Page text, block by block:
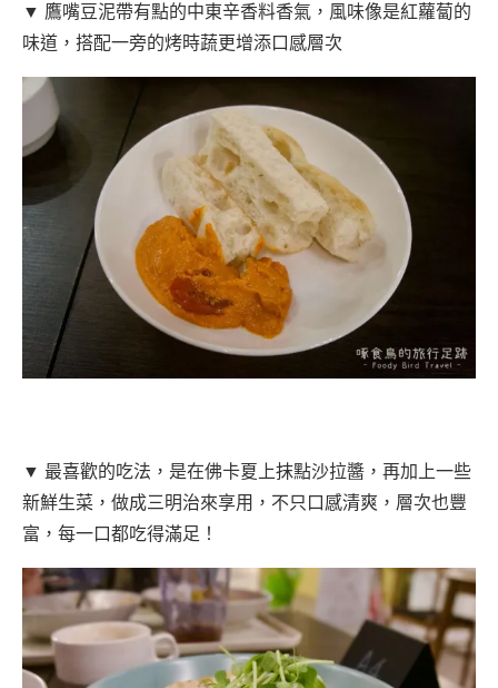
▼ 鷹嘴豆泥帶有點的中東辛香料香氣，風味像是紅蘿蔔的
味道，搭配一旁的烤時蔬更增添口感層次
▼ 最喜歡的吃法，是在佛卡夏上抹點沙拉醬，再加上一些
新鮮生菜，做成三明治來享用，不只口感清爽，層次也豐
富，每一口都吃得滿足！